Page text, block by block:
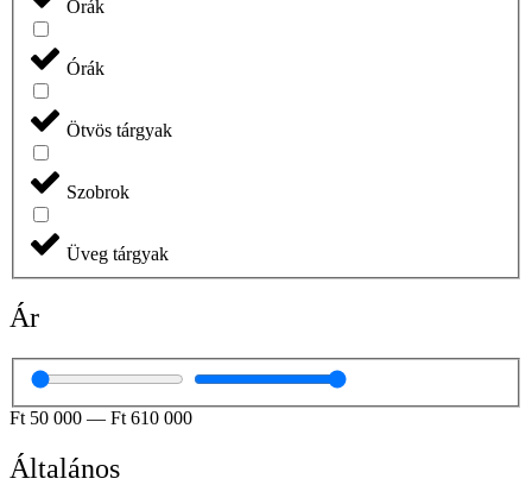
Órák
Órák
Ötvös tárgyak
Szobrok
Üveg tárgyak
Ár
Ft 50 000 — Ft 610 000
Általános